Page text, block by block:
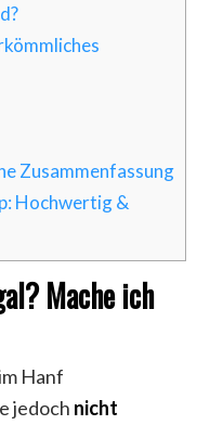
Zusammenfassung
Hochwertig &
Mache ich
Hanf
jedoch nicht